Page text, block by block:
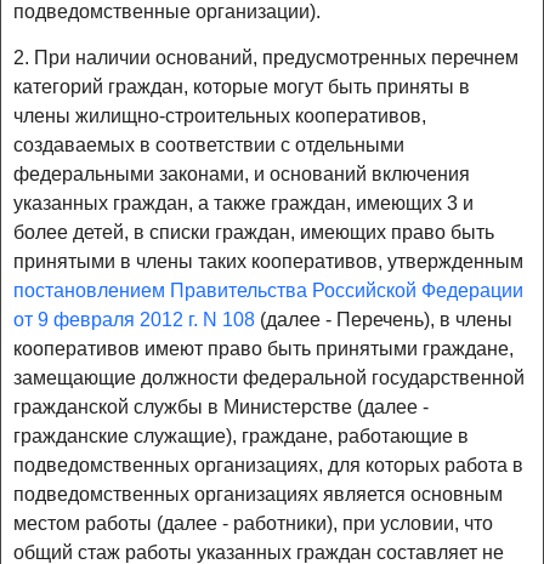
подведомственные организации).
2. При наличии оснований, предусмотренных перечнем
категорий граждан, которые могут быть приняты в
члены жилищно-строительных кооперативов,
создаваемых в соответствии с отдельными
федеральными законами, и оснований включения
указанных граждан, а также граждан, имеющих 3 и
более детей, в списки граждан, имеющих право быть
принятыми в члены таких кооперативов, утвержденным
постановлением Правительства Российской Федерации
от 9 февраля 2012 г. N 108 (далее - Перечень), в члены
кооперативов имеют право быть принятыми граждане,
замещающие должности федеральной государственной
гражданской службы в Министерстве (далее -
гражданские служащие), граждане, работающие в
подведомственных организациях, для которых работа в
подведомственных организациях является основным
местом работы (далее - работники), при условии, что
общий стаж работы указанных граждан составляет не